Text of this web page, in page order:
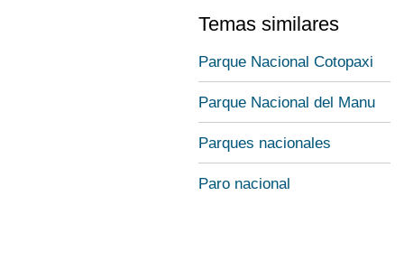
Temas similares
Parque Nacional Cotopaxi
Parque Nacional del Manu
Parques nacionales
Paro nacional